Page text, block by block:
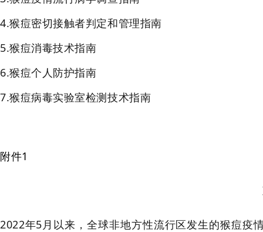
4.猴痘密切接触者判定和管理指南
5.猴痘消毒技术指南
6.猴痘个人防护指南
7.猴痘病毒实验室检测技术指南
附件1
2022年5月以来，全球非地方性流行区发生的猴痘疫